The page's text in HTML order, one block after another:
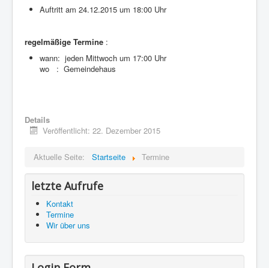
Auftritt am 24.12.2015 um 18:00 Uhr
regelmäßige Termine :
wann: jeden Mittwoch um 17:00 Uhr
wo : Gemeindehaus
Details
Veröffentlicht: 22. Dezember 2015
Aktuelle Seite: Startseite Termine
letzte Aufrufe
Kontakt
Termine
Wir über uns